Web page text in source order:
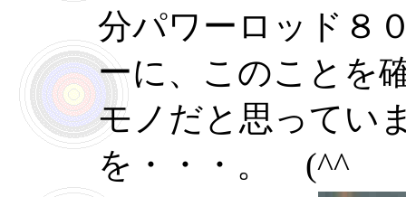
分パワーロッド８
ーに、このことを
モノだと思ってい
を・・・。 (^^ゞ